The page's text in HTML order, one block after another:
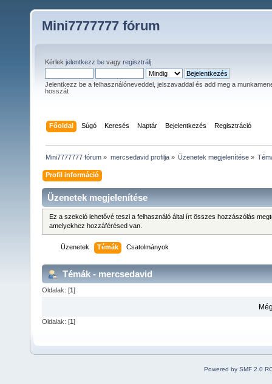
Mini7777777 fórum
Kérlek jelentkezz be vagy regisztrálj
Jelentkezz be a felhasználóneveddel, jelszavaddal és add meg a
hosszát
Főoldal Súgó Keresés Naptár Bejelentkezés Regisztráció
Mini7777777 fórum » mercsedavid profilja» Üzenetek megjelenítése»
Profil információ
Üzenetek megjelenítése
Ez a szekció lehetővé teszi a felhasználó által írt összes hozzászólás
amelyekhez hozzáférésed van.
Üzenetek Témák Csatolmányok
Témák - mercsedavid
Oldalak: [1]
Oldalak: [1 ]
Powered by SMF 2.0